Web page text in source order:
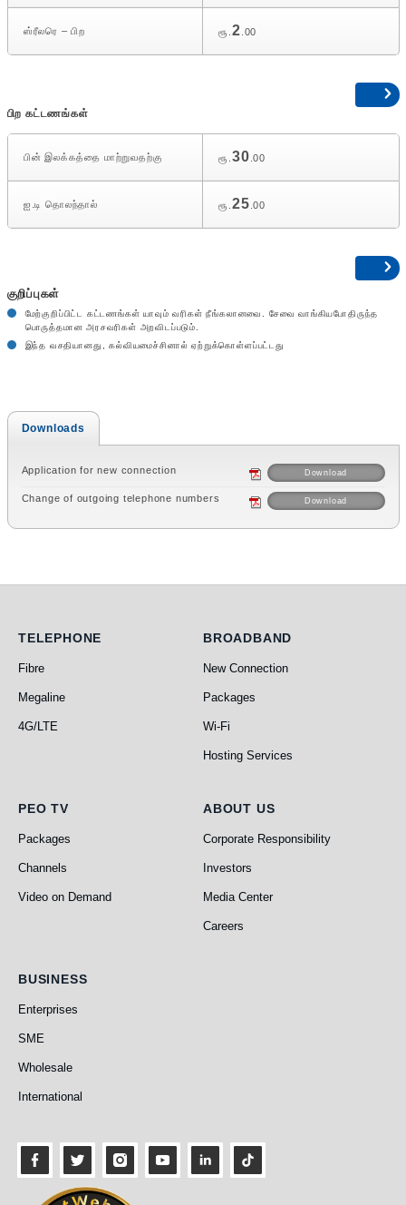
ஸ்ரீலரெ – பிற ரூ. 2 .00
பிற கட்டணங்கள்
பின் இலக்கத்தை மாற்றுவதற்கு ரூ. 30 .00
ஐ.டி தொலந்தால் ரூ. 25 .00
குறிப்புகள்
மேற்குறிப்பிட்ட கட்டணங்கள் யாவும் வரிகள் நீங்கலானவை. சேவை வாங்கியபோதிருந்த
பொருத்தமான அரசவரிகள் அறவிடப்படும்.
இந்த வசதியானது, கல்வியமைச்சினால் ஏற்றுக்கொள்ளப்பட்டது
Downloads
Application for new connection Download
Change of outgoing telephone numbers Download
Telephone
TELEPHONE
Fibre
Megaline
4G/LTE
Broadband
BROADBAND
New Connection
Packages
Wi-Fi
Hosting Services
PEO TV
PEO TV
Packages
Channels
Video on Demand
About Us
ABOUT US
Corporate Responsibility
Investors
Media Center
Careers
Business
BUSINESS
Enterprises
SME
Wholesale
International